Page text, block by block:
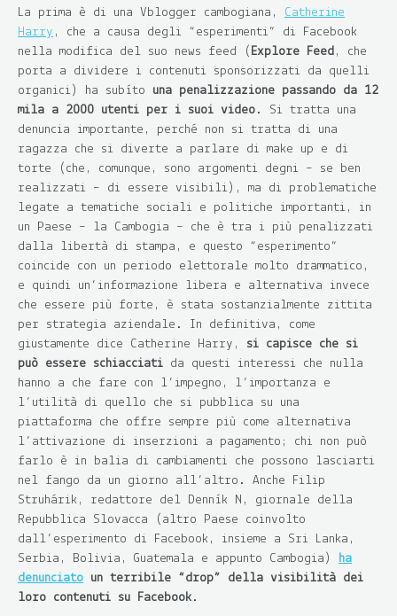
La prima è di una Vblogger cambogiana, Catherine
Harry , che a causa degli “esperimenti” di Facebook
nella modifica del suo news feed ( Explore Feed , che
porta a dividere i contenuti sponsorizzati da quelli
organici) ha subìto una penalizzazione passando da 12
mila a 2000 utenti per i suoi video . Si tratta una
denuncia importante, perché non si tratta di una
ragazza che si diverte a parlare di make up e di
torte (che, comunque, sono argomenti degni – se ben
realizzati – di essere visibili), ma di problematiche
legate a tematiche sociali e politiche importanti, in
un Paese – la Cambogia – che è tra i più penalizzati
dalla libertà di stampa, e questo “esperimento”
coincide con un periodo elettorale molto drammatico,
e quindi un’informazione libera e alternativa invece
che essere più forte, è stata sostanzialmente zittita
per strategia aziendale. In definitiva, come
giustamente dice Catherine Harry,
si capisce che si
può essere schiacciati da questi interessi che nulla
hanno a che fare con l’impegno, l’importanza e
l’utilità di quello che si pubblica su una
piattaforma che offre sempre più come alternativa
l’attivazione di inserzioni a pagamento; chi non può
farlo è in balia di cambiamenti che possono lasciarti
nel fango da un giorno all’altro. Anche Filip
Struhárik, redattore del Denník N, giornale della
Repubblica Slovacca (altro Paese coinvolto
dall’esperimento di Facebook, insieme a Sri Lanka,
Serbia, Bolivia, Guatemala e appunto Cambogia)
ha
denunciato un terribile “drop” della visibilità dei
loro contenuti su Facebook .